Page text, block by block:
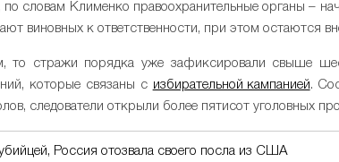
словам Клименко правоохранительные органы –
виновных к ответственности, при этом остаются
то стражи порядка уже зафиксировали свыше
которые связаны с избирательной кампанией.
следователи открыли более пятисот уголовных
Россия отозвала своего посла из США